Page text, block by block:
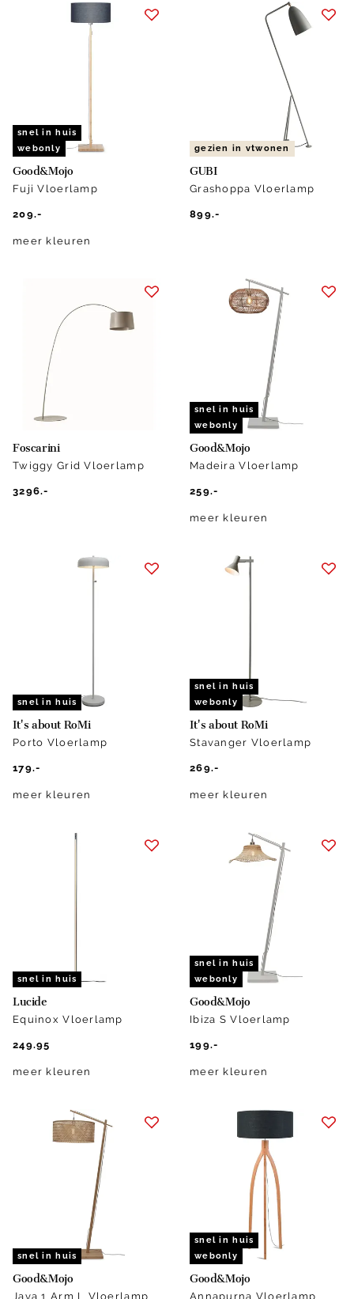
snel in huis
webonly
Good&Mojo
Fuji Vloerlamp
209.-
meer kleuren
gezien in vtwonen
GUBI
Grashoppa Vloerlamp
899.-
Foscarini
Twiggy Grid Vloerlamp
3296.-
snel in huis
webonly
Good&Mojo
Madeira Vloerlamp
259.-
meer kleuren
snel in huis
It's about RoMi
Porto Vloerlamp
179.-
meer kleuren
snel in huis
webonly
It's about RoMi
Stavanger Vloerlamp
269.-
meer kleuren
snel in huis
Lucide
Equinox Vloerlamp
249.95
meer kleuren
snel in huis
webonly
Good&Mojo
Ibiza S Vloerlamp
199.-
meer kleuren
snel in huis
Good&Mojo
Java 1 Arm L Vloerlamp
snel in huis
webonly
Good&Mojo
Annapurna Vloerlamp